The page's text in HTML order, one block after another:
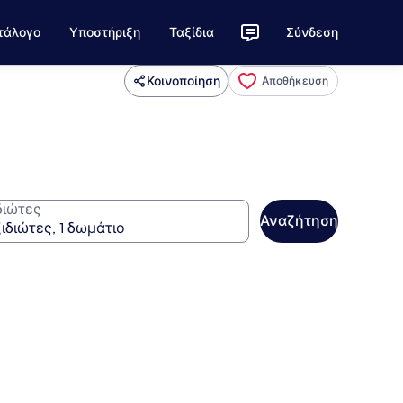
Υποστήριξη Ταξίδια Σύνδεση
Κοινοποίηση Αποθήκευση
Αναζήτηση